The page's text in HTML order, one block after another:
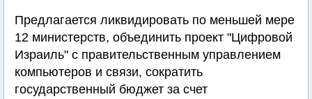
Предлагается ликвидировать по меньшей мере
12 министерств, объединить проект "Цифровой
Израиль" с правительственным управлением
компьютеров и связи, сократить
государственный бюджет за счет